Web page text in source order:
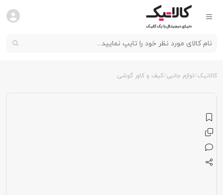
کالاتیک لوازم جانبی کیف و کاور گوشی